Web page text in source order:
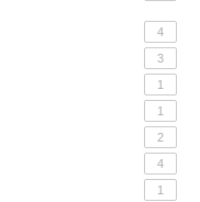
4
3
1
1
2
4
1